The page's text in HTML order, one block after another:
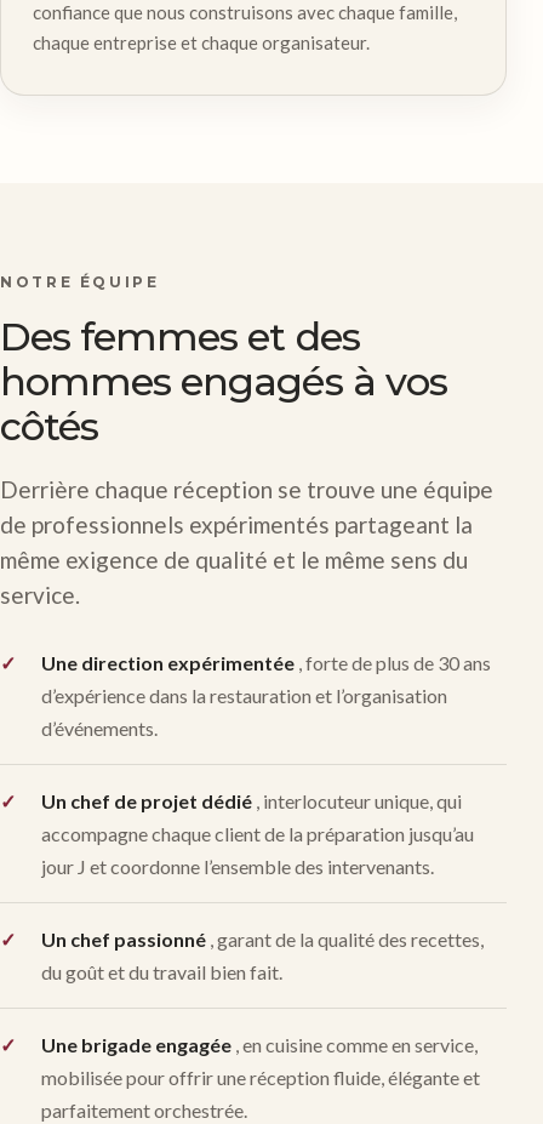
confiance que nous construisons avec chaque famille,
chaque entreprise et chaque organisateur.
NOTRE ÉQUIPE
Des femmes et des
hommes engagés à vos
côtés
Derrière chaque réception se trouve une équipe
de professionnels expérimentés partageant la
même exigence de qualité et le même sens du
service.
Une direction expérimentée , forte de plus de 30 ans
d’expérience dans la restauration et l’organisation
d’événements.
Un chef de projet dédié , interlocuteur unique, qui
accompagne chaque client de la préparation jusqu’au
jour J et coordonne l’ensemble des intervenants.
Un chef passionné , garant de la qualité des recettes,
du goût et du travail bien fait.
Une brigade engagée , en cuisine comme en service,
mobilisée pour offrir une réception fluide, élégante et
parfaitement orchestrée.